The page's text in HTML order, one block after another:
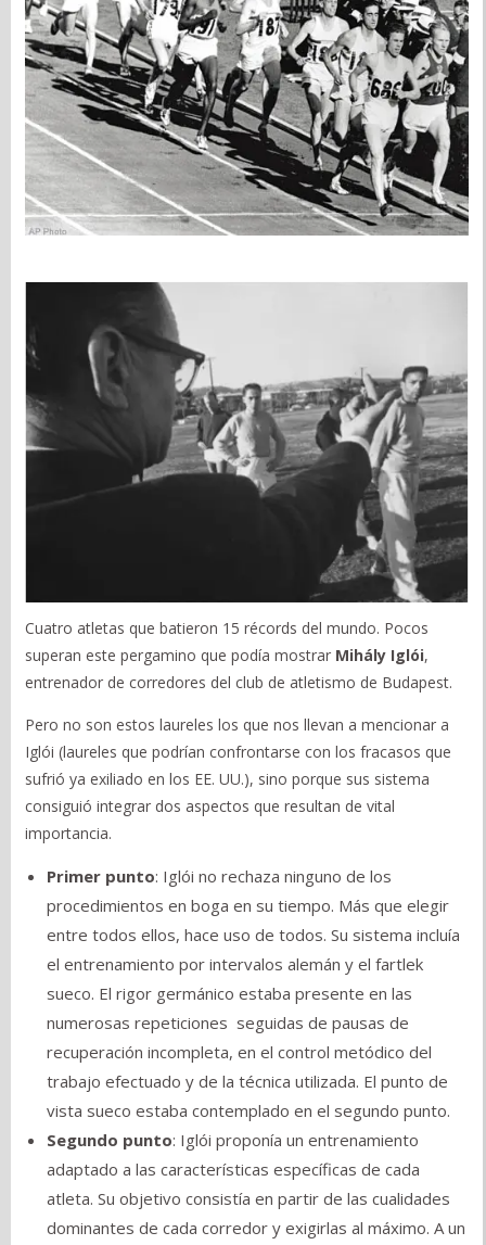
Cuatro atletas que batieron 15 récords del mundo. Pocos
superan este pergamino que podía mostrar Mihály Iglói,
entrenador de corredores del club de atletismo de Budapest.
Pero no son estos laureles los que nos llevan a mencionar a
Iglói (laureles que podrían confrontarse con los fracasos que
sufrió ya exiliado en los EE. UU.), sino porque sus sistema
consiguió integrar dos aspectos que resultan de vital
importancia.
Primer punto: Iglói no rechaza ninguno de los
procedimientos en boga en su tiempo. Más que elegir
entre todos ellos, hace uso de todos. Su sistema incluía
el entrenamiento por intervalos alemán y el fartlek
sueco. El rigor germánico estaba presente en las
numerosas repeticiones seguidas de pausas de
recuperación incompleta, en el control metódico del
trabajo efectuado y de la técnica utilizada. El punto de
vista sueco estaba contemplado en el segundo punto.
Segundo punto: Iglói proponía un entrenamiento
adaptado a las características específicas de cada
atleta. Su objetivo consistía en partir de las cualidades
dominantes de cada corredor y exigirlas al máximo. A un